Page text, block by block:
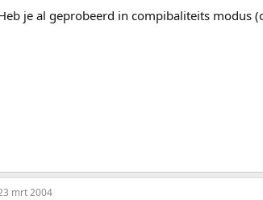
je al geprobeerd in compibaliteits modus
mrt 2004